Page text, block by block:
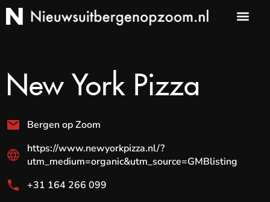
New York Pizza
Bergen op Zoom
https://www.newyorkpizza.nl/?
utm_medium=organic&utm_source=GMBlisting
+31 164 266 099